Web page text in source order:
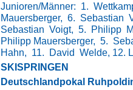
Junioren/Männer: 1.
Mauersberger, 6. Sebastian
Sebastian Voigt, 5. Philipp
Philipp Mauersberger, 5.
Hahn, 11. David Welde, 12.
SKISPRINGEN
Deutschlandpokal